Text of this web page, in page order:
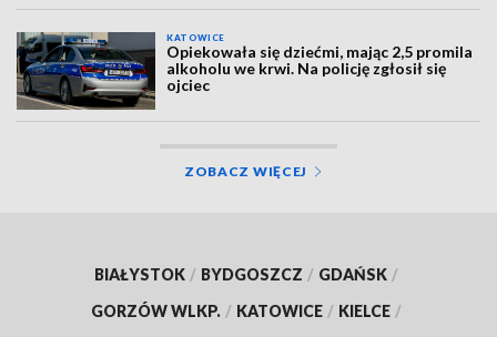
KATOWICE
Opiekowała się dziećmi, mając 2,5 promila
alkoholu we krwi. Na policję zgłosił się
ojciec
ZOBACZ WIĘCEJ
BIAŁYSTOK / BYDGOSZCZ / GDAŃSK /
GORZÓW WLKP. / KATOWICE / KIELCE /